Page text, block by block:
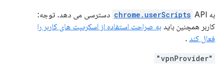
به chrome.userScripts API دسترسی می دهد. توجه:
کاربر همچنین باید به صراحت استفاده از اسکریپت های کاربر را
فعال کند .
"vpnProvider"